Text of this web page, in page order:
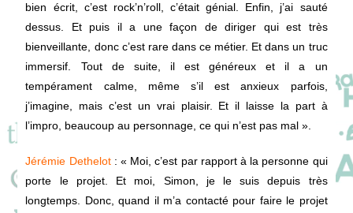
bien écrit, c’est rock’n’roll, c’était génial. Enfin, j’ai sauté
dessus. Et puis il a une façon de diriger qui est très
bienveillante, donc c’est rare dans ce métier. Et dans un truc
immersif. Tout de suite, il est généreux et il a un
tempérament calme, même s’il est anxieux parfois,
j’imagine, mais c’est un vrai plaisir. Et il laisse la part à
l’impro, beaucoup au personnage, ce qui n’est pas mal ».
Jérémie Dethelot : « Moi, c’est par rapport à la personne qui
porte le projet. Et moi, Simon, je le suis depuis très
longtemps. Donc, quand il m’a contacté pour faire le projet